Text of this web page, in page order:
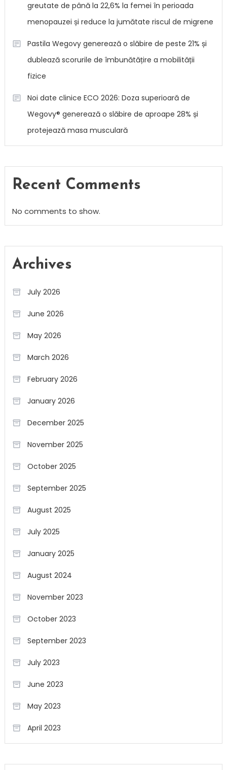
greutate de până la 22,6% la femei în perioada
menopauzei și reduce la jumătate riscul de migrene
Pastila Wegovy generează o slăbire de peste 21% și
dublează scorurile de îmbunătățire a mobilității
fizice
Noi date clinice ECO 2026: Doza superioară de
Wegovy® generează o slăbire de aproape 28% și
protejează masa musculară
Recent Comments
No comments to show.
Archives
July 2026
June 2026
May 2026
March 2026
February 2026
January 2026
December 2025
November 2025
October 2025
September 2025
August 2025
July 2025
January 2025
August 2024
November 2023
October 2023
September 2023
July 2023
June 2023
May 2023
April 2023